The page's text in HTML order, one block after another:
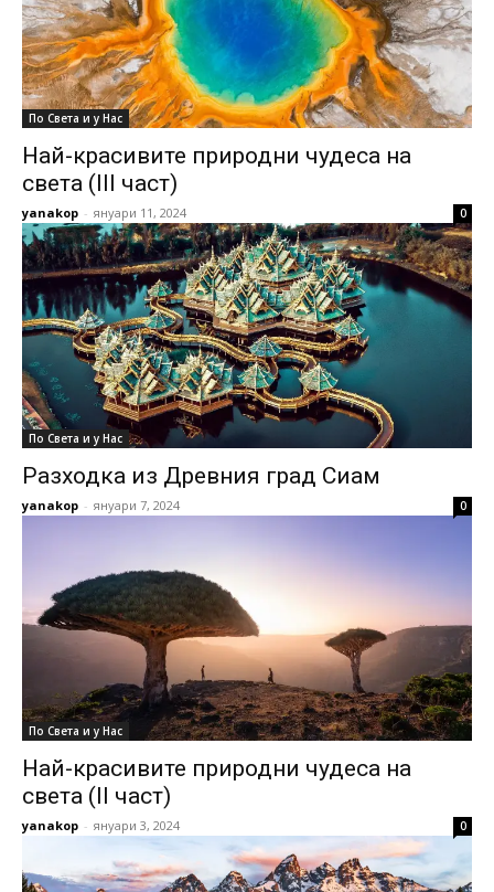
По Света и у Нас
Най-красивите природни чудеса на
света (III част)
yanakop - януари 11, 2024 0
По Света и у Нас
Разходка из Древния град Сиам
yanakop - януари 7, 2024 0
По Света и у Нас
Най-красивите природни чудеса на
света (II част)
yanakop - януари 3, 2024 0